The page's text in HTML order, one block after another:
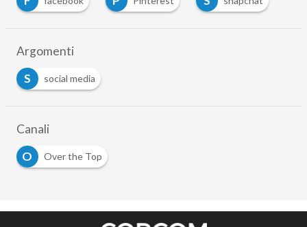
Argomenti
S
social media
Canali
O
Over the Top